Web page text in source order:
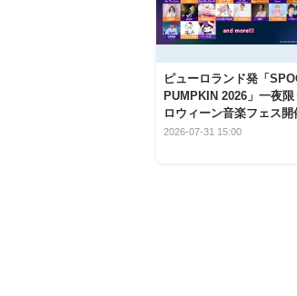
ピューロランド発「
PUMPKIN 2026」一夜限
ロウィーン音楽フェス開
定！
2026-07-31 15:00